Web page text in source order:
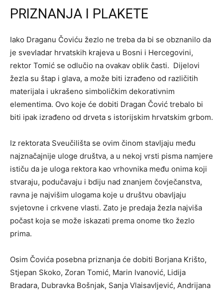
PRIZNANJA I PLAKETE
Iako Draganu Čoviću žezlo ne treba da bi se obznanilo da
je svevladar hrvatskih krajeva u Bosni i Hercegovini,
rektor Tomić se odlučio na ovakav oblik časti. Dijelovi
žezla su štap i glava, a može biti izrađeno od različitih
materijala i ukrašeno simboličkim dekorativnim
elementima. Ovo koje će dobiti Dragan Čović trebalo bi
biti ipak izrađeno od drveta s istorijskim hrvatskim grbom.
Iz rektorata Sveučilišta se ovim činom stavljaju među
najznačajnije uloge društva, a u nekoj vrsti pisma namjere
ističu da je uloga rektora kao vrhovnika među onima koji
stvaraju, podučavaju i bdiju nad znanjem čovječanstva,
ravna je najvišim ulogama koje u društvu obavljaju
svjetovne i crkvene vlasti. Zato je predaja žezla najviša
počast koja se može iskazati prema onome tko žezlo
prima.
Osim Čovića posebna priznanja će dobiti Borjana Krišto,
Stjepan Skoko, Zoran Tomić, Marin Ivanović, Lidija
Bradara, Dubravka Bošnjak, Sanja Vlaisavljević, Andrijana